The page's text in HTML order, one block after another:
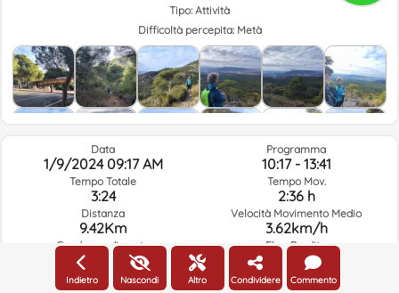
Tipo: Attività
Difficoltà percepita: Metà
Data
1/9/2024 09:17 AM
Tempo Totale
3:24
Distanza
9.42Km
Guadagno di quota
494.1m
Programma
10:17 - 13:41
Tempo Mov.
2:36 h
Velocità Movimento Medio
3.62km/h
Elev. Perdita.
956.5m
Indietro Nascondi Altro Condividere Commento